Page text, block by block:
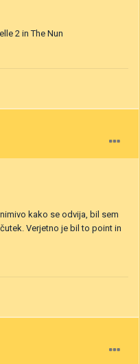
2 in The Nun
kako se odvija, bil sem
Verjetno je bil to point in